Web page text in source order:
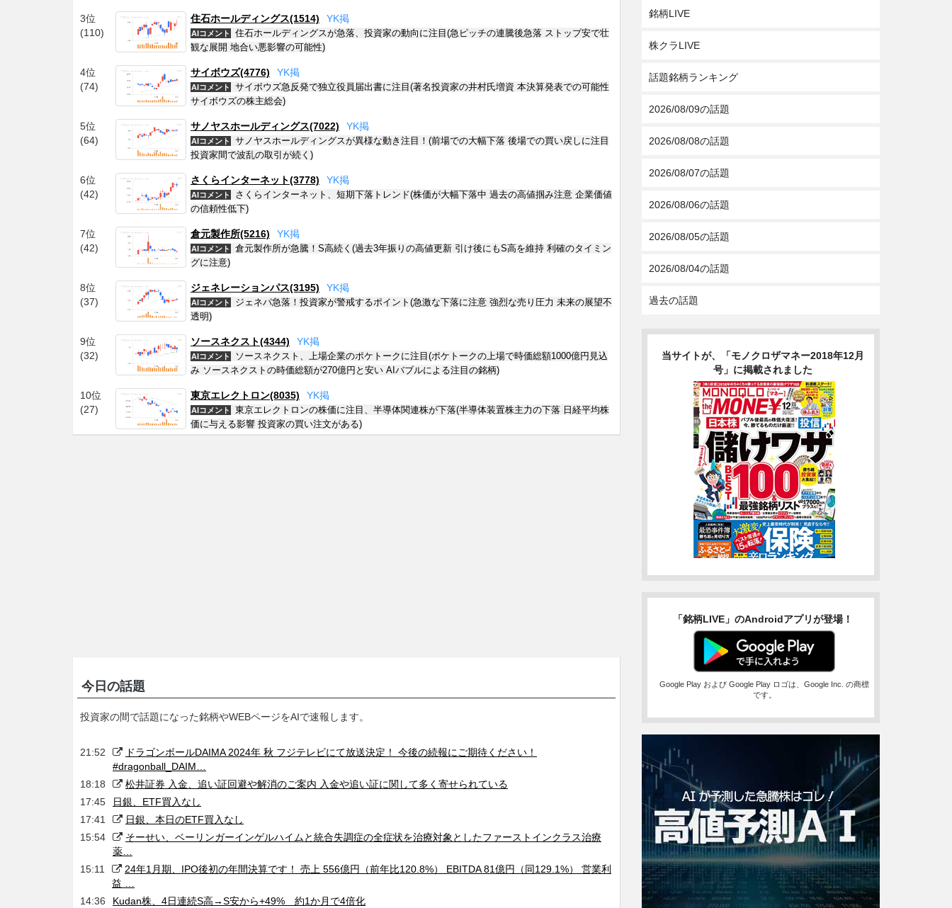
3位
(110)
住石ホールディングス(1514) YK掲
AIコメント
住石ホールディングスが急落、投資家の動向に注目(急ピッチの連騰後急落 ストップ安で壮
観な展開 地合い悪影響の可能性)
4位
(74)
サイボウズ(4776) YK掲
AIコメント
サイボウズ急反発で独立役員届出書に注目(著名投資家の井村氏増資 本決算発表での可能性
サイボウズの株主総会)
5位
(64)
サノヤスホールディングス(7022) YK掲
AIコメント
サノヤスホールディングスが異様な動き注目！(前場での大幅下落 後場での買い戻しに注目
投資家間で波乱の取引が続く)
6位
(42)
さくらインターネット(3778) YK掲
AIコメント
さくらインターネット、短期下落トレンド(株価が大幅下落中 過去の高値掴み注意 企業価値
の信頼性低下)
7位
(42)
倉元製作所(5216) YK掲
AIコメント
倉元製作所が急騰！S高続く(過去3年振りの高値更新 引け後にもS高を維持 利確のタイミン
グに注意)
8位
(37)
ジェネレーションパス(3195) YK掲
AIコメント
ジェネパ急落！投資家が警戒するポイント(急激な下落に注意 強烈な売り圧力 未来の展望不
透明)
9位
(32)
ソースネクスト(4344) YK掲
AIコメント
ソースネクスト、上場企業のポケトークに注目(ポケトークの上場で時価総額1000億円見込
み ソースネクストの時価総額が270億円と安い AIバブルによる注目の銘柄)
10位
(27)
東京エレクトロン(8035) YK掲
AIコメント
東京エレクトロンの株価に注目、半導体関連株が下落(半導体装置株主力の下落 日経平均株
価に与える影響 投資家の買い注文がある)
今日の話題
投資家の間で話題になった銘柄やWEBページをAIで速報します。
21:52
ドラゴンボールDAIMA 2024年 秋 フジテレビにて放送決定！ 今後の続報にご期待ください！
#dragonball_DAIM…
18:18
松井証券 入金、追い証回避や解消のご案内 入金や追い証に関して多く寄せられている
17:45
日銀、ETF買入なし
17:41
日銀、本日のETF買入なし
15:54
そーせい、ベーリンガーインゲルハイムと統合失調症の全症状を治療対象としたファーストインクラス治療
薬…
15:11
24年1月期、IPO後初の年間決算です！ 売上 556億円（前年比120.8%） EBITDA 81億円（同129.1%） 営業利
益 …
14:36
Kudan株、4日連続S高→S安から+49% 約1か月で4倍化
銘柄LIVE
株クラLIVE
話題銘柄ランキング
2026/08/09の話題
2026/08/08の話題
2026/08/07の話題
2026/08/06の話題
2026/08/05の話題
2026/08/04の話題
過去の話題
当サイトが、「モノクロザマネー2018年12月
号」に掲載されました
「銘柄LIVE」のAndroidアプリが登場！
Google Play および Google Play ロゴは、Google Inc. の商標
です。